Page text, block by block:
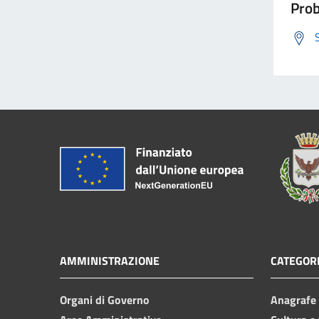
AMMINISTRAZIONE
Organi di Governo